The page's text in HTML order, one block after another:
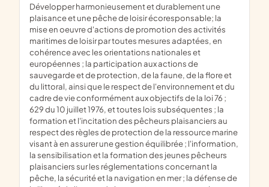
développer harmonieusement et durablement une
plaisance et une pêche de loisir écoresponsable; la
mise en oeuvre d'actions de promotion des activités
maritimes de loisir par toutes mesures adaptées, en
cohérence avec les orientations nationales et
européennes ; la participation aux actions de
sauvegarde et de protection, de la faune, de la flore et
du littoral, ainsi que le respect de l'environnement et du
cadre de vie conformément aux objectifs de la loi 76 ;
629 du 10 juillet 1976, et toutes lois subséquentes ; la
formation et l'incitation des pêcheurs plaisanciers au
respect des règles de protection de la ressource marine
visant à en assurer une gestion équilibrée ; l'information,
la sensibilisation et la formation des jeunes pêcheurs
plaisanciers sur les réglementations concernant la
pêche, la sécurité et la navigation en mer ; la défense de